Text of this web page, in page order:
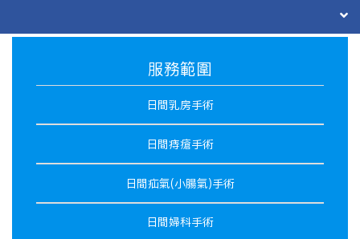
服務範圍
日間乳房手術
日間痔瘡手術
日間疝氣(小腸氣)手術
日間婦科手術